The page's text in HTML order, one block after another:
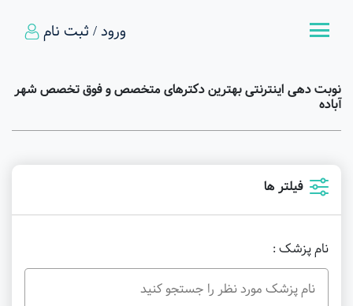
ورود / ثبت نام
نوبت دهی اینترنتی بهترین دکترهای متخصص و فوق تخصص شهر
آباده
فیلتر ها
نام پزشک :